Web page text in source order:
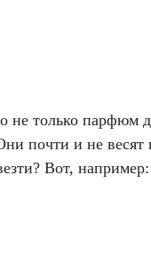
не только парфюм
почти и не
Вот, например: